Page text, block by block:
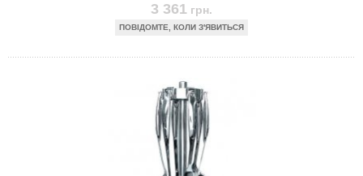
3 361 грн.
ПОВІДОМТЕ, КОЛИ З'ЯВИТЬСЯ